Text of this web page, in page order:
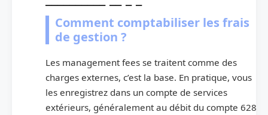
Comment comptabiliser les frais
de gestion ?
Les management fees se traitent comme des
charges externes, c’est la base. En pratique, vous
les enregistrez dans un compte de services
extérieurs, généralement au débit du compte 628